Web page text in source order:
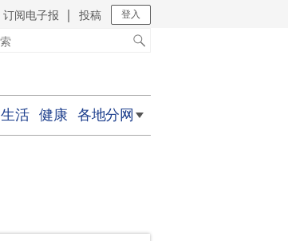
订阅电子报 投稿 登入
生活 健康 各地分网